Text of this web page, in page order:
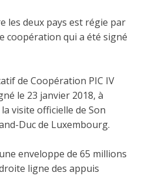
les deux pays est régie par
coopération qui a été signé
de Coopération PIC IV
le 23 janvier 2018, à
visite officielle de Son
Duc de Luxembourg.
enveloppe de 65 millions
ligne des appuis